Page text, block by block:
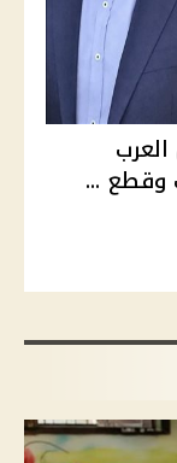
وقطع ...